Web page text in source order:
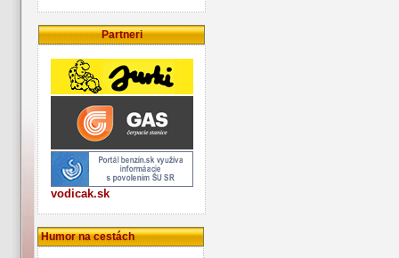
Partneri
vodicak.sk
Humor na cestách